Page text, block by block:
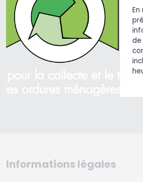
de
Informations légales